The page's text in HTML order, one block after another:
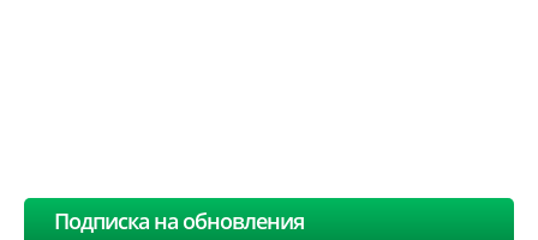
Подписка на обновления